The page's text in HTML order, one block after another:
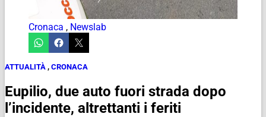
Cronaca , Newslab
ATTUALITÀ , CRONACA
Eupilio, due auto fuori strada dopo
l’incidente, altrettanti i feriti